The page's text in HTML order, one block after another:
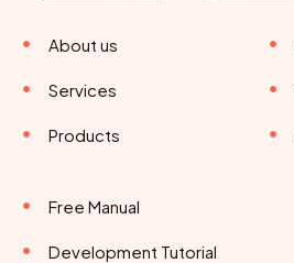
About us
Services
Products
Free Manual
Development Tutorial